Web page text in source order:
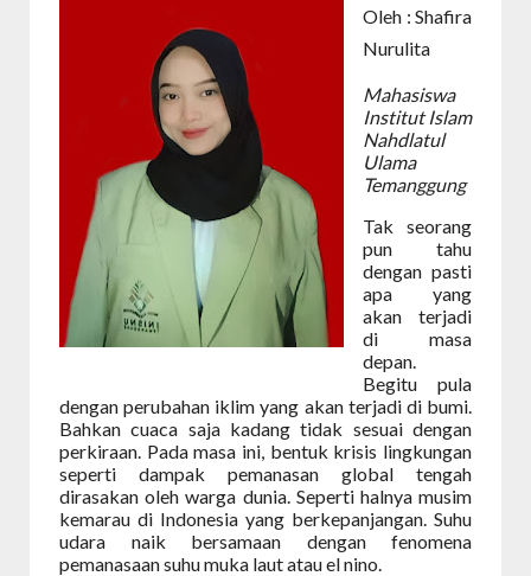
Oleh : Shafira
Nurulita
Mahasiswa
Institut Islam
Nahdlatul
Ulama
Temanggung
Tak seorang
pun tahu
dengan pasti
apa yang
akan terjadi
di masa
depan.
Begitu pula
dengan perubahan iklim yang akan terjadi di bumi.
Bahkan cuaca saja kadang tidak sesuai dengan
perkiraan. Pada masa ini, bentuk krisis lingkungan
seperti dampak pemanasan global tengah
dirasakan oleh warga dunia. Seperti halnya musim
kemarau di Indonesia yang berkepanjangan. Suhu
udara naik bersamaan dengan fenomena
pemanasaan suhu muka laut atau el nino.